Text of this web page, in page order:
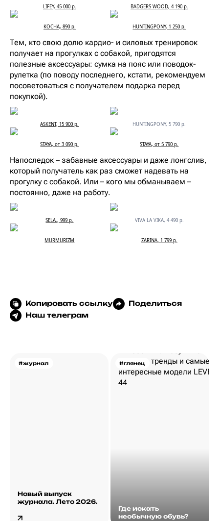
LIFEY, 45 000 р. BADGERS WOOD, 4 190 р.
KOCHA, 890 р. HUNTINGPONY, 1 250 р.
Тем, кто свою долю кардио- и силовых тренировок
получает на прогулках с собакой, пригодятся
полезные аксессуары: сумка на пояс или поводок-
рулетка (по поводу последнего, кстати, рекомендуем
посоветоваться с получателем подарка перед
покупкой).
ASKENT, 15 900 р. HUNTINGPONY, 5 790 р.
STAYA, от 3 090 р. STAYA, от 5 790 р.
Напоследок – забавные аксессуары и даже лонгслив,
который получатель как раз сможет надевать на
прогулку с собакой. Или – кого мы обманываем –
постоянно, даже на работу.
SELA., 999 р. VIVA LA VIKA, 4 490 р.
MURMURIZM ZARINA, 1 799 р.
Копировать ссылку
Поделиться
Наш телеграм
#журнал
Новый выпуск
журнала. Лето 2026.
#глянец
Где искать
необычную обувь?